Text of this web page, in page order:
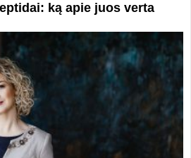
ką apie juos verta